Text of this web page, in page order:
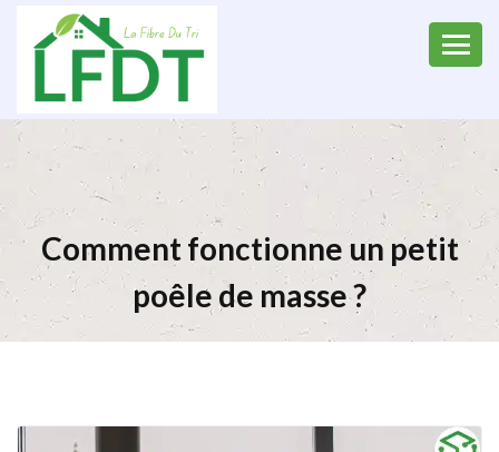
Comment fonctionne un petit
poêle de masse ?